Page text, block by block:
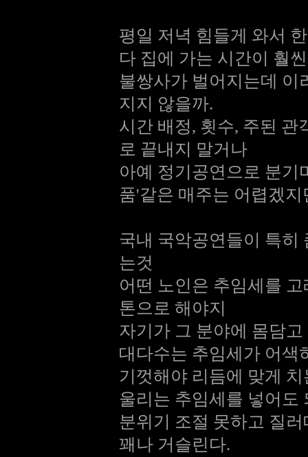
평일 저녁 힘들게 와서
다 집에 가는 시간이 훨
불쌍사가 벌어지는데 이
지지 않을까.
시간 배정, 횟수, 주된 관
로 끝내지 말거나
아예 정기공연으로 분기
품'같은 매주는 어렵겠
국내 국악공연들이 특히
는것
어떤 노인은 추임세를
톤으로 해야지
자기가 그 분야에 몸담
대다수는 추임세가 어색
기껏해야 리듬에 맞게
울리는 추임세를 넣어도
분위기 조절 못하고 질
꽤나 거슬린다.